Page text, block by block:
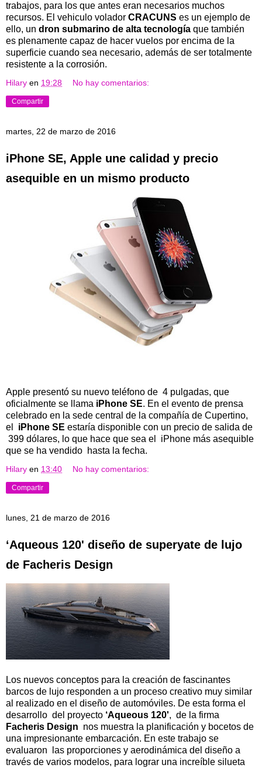
trabajos, para los que antes eran necesarios muchos
recursos. El vehiculo volador CRACUNS es un ejemplo de
ello, un dron submarino de alta tecnología que también
es plenamente capaz de hacer vuelos por encima de la
superficie cuando sea necesario, además de ser totalmente
resistente a la corrosión.
Hilary en 19:28 No hay comentarios:
Compartir
martes, 22 de marzo de 2016
iPhone SE, Apple une calidad y precio
asequible en un mismo producto
Apple presentó su nuevo teléfono de 4 pulgadas, que
oficialmente se llama iPhone SE. En el evento de prensa
celebrado en la sede central de la compañía de Cupertino,
el iPhone SE estaría disponible con un precio de salida de
399 dólares, lo que hace que sea el iPhone más asequible
que se ha vendido hasta la fecha.
Hilary en 13:40 No hay comentarios:
Compartir
lunes, 21 de marzo de 2016
‘Aqueous 120' diseño de superyate de lujo
de Facheris Design
Los nuevos conceptos para la creación de fascinantes
barcos de lujo responden a un proceso creativo muy similar
al realizado en el diseño de automóviles. De esta forma el
desarrollo del proyecto ‘Aqueous 120', de la firma
Facheris Design nos muestra la planificación y bocetos de
una impresionante embarcación. En este trabajo se
evaluaron las proporciones y aerodinámica del diseño a
través de varios modelos, para lograr una increíble silueta